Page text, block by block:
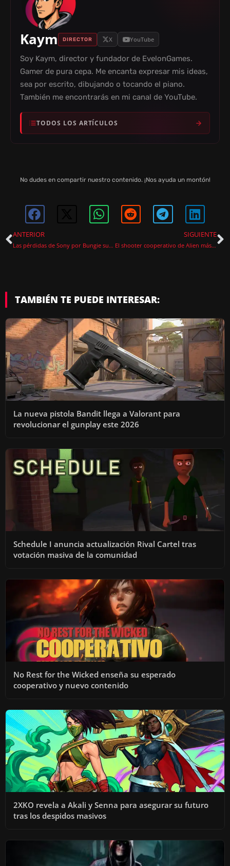
Kaym DIRECTOR X YouTube
Soy Kaym, director y fundador de EvelonGames.
Gamer de pura cepa. Me encanta expresar mis ideas,
sea por escrito, dibujando o tocando el piano.
También me encontrarás en mi canal de YouTube.
TODOS LOS ARTÍCULOS
No dudes en compartir nuestro contenido. ¡Nos ayuda un montón!
ANTERIOR
Las pérdidas de Sony por Bungie superan los 800 millones y el futuro de Marathon pende de un hilo
SIGUIENTE
El shooter cooperativo de Alien más infravalorado vuelve, y esta vez con cuatro jugadores
TAMBIÉN TE PUEDE INTERESAR:
La nueva pistola Bandit llega a Valorant para
revolucionar el gunplay este 2026
Schedule I anuncia actualización Rival Cartel tras
votación masiva de la comunidad
No Rest for the Wicked enseña su esperado
cooperativo y nuevo contenido
2XKO revela a Akali y Senna para asegurar su futuro
tras los despidos masivos